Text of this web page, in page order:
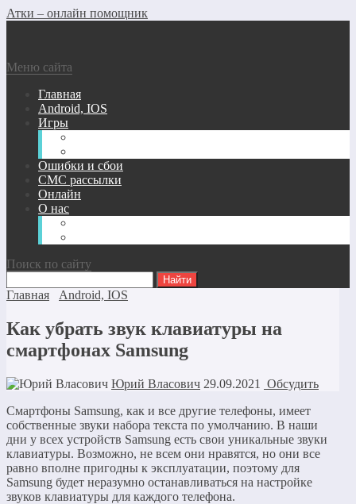
Атки – онлайн помощник
Меню сайта
Главная
Android, IOS
Игры
Ошибки и сбои
СМС рассылки
Онлайн
О нас
Поиск по сайту
Главная Android, IOS
Как убрать звук клавиатуры на
смартфонах Samsung
Юрий Власович 29.09.2021
Обсудить
Смартфоны Samsung, как и все другие телефоны, имеет
собственные звуки набора текста по умолчанию. В наши
дни у всех устройств Samsung есть свои уникальные звуки
клавиатуры. Возможно, не всем они нравятся, но они все
равно вполне пригодны к эксплуатации, поэтому для
Samsung будет неразумно останавливаться на настройке
звуков клавиатуры для каждого телефона.